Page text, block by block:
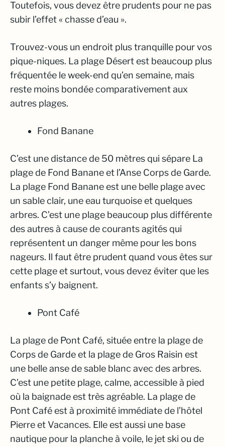
Toutefois, vous devez être prudents pour ne pas
subir l’effet « chasse d’eau ».
Trouvez-vous un endroit plus tranquille pour vos
pique-niques. La plage Désert est beaucoup plus
fréquentée le week-end qu’en semaine, mais
reste moins bondée comparativement aux
autres plages.
Fond Banane
C’est une distance de 50 mètres qui sépare La
plage de Fond Banane et l’Anse Corps de Garde.
La plage Fond Banane est une belle plage avec
un sable clair, une eau turquoise et quelques
arbres. C’est une plage beaucoup plus différente
des autres à cause de courants agités qui
représentent un danger même pour les bons
nageurs. Il faut être prudent quand vous êtes sur
cette plage et surtout, vous devez éviter que les
enfants s’y baignent.
Pont Café
La plage de Pont Café, située entre la plage de
Corps de Garde et la plage de Gros Raisin est
une belle anse de sable blanc avec des arbres.
C’est une petite plage, calme, accessible à pied
où la baignade est très agréable. La plage de
Pont Café est à proximité immédiate de l’hôtel
Pierre et Vacances. Elle est aussi une base
nautique pour la planche à voile, le jet ski ou de